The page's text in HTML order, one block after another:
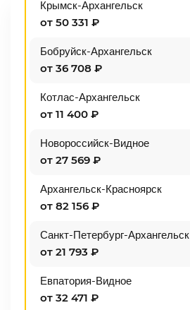
Крымск-Архангельск
от 50 331 ₽
Бобруйск-Архангельск
от 36 708 ₽
Котлас-Архангельск
от 11 400 ₽
Новороссийск-Видное
от 27 569 ₽
Архангельск-Красноярск
от 82 156 ₽
Санкт-Петербург-Архангельск
от 21 793 ₽
Евпатория-Видное
от 32 471 ₽